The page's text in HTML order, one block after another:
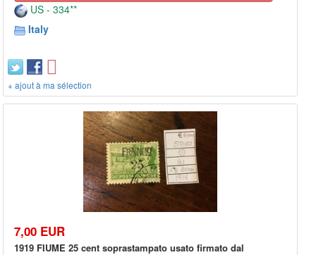
US - 334**
Italy
+ ajout à ma sélection
7,00 EUR
1919 FIUME 25 cent soprastampato usato firmato dal